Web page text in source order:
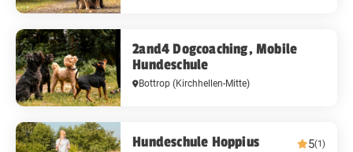
2and4 Dogcoaching, Mobile
Hundeschule
Bottrop(Kirchhellen-Mitte)
Hundeschule Hoppius 5(1)